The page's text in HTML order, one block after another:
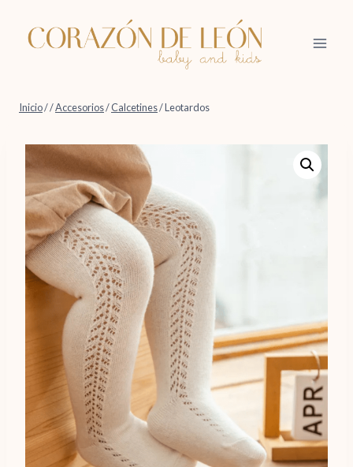
contenido
Inicio//Accesorios/Calcetines/Leotardos